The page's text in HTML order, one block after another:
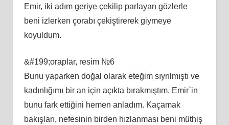
Emir, iki adım geriye çekilip parlayan gözlerle
beni izlerken çorabı çekiştirerek giymeye
koyuldum.
&#199;oraplar, resim №6
Bunu yaparken doğal olarak eteğim sıyrılmıştı ve
kadınlığımı bir an için açıkta bırakmıştım. Emir`in
bunu fark ettiğini hemen anladım. Kaçamak
bakışları, nefesinin birden hızlanması beni müthiş